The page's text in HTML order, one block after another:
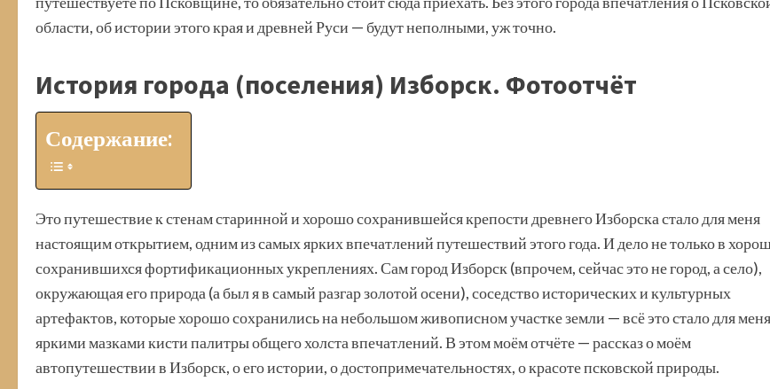
области, об истории этого края и древней Руси — будут неполными, уж точно.
История города (поселения) Изборск. Фотоотчёт
Содержание:
Это путешествие к стенам старинной и хорошо сохранившейся крепости древнего Изборска стало для меня
настоящим открытием, одним из самых ярких впечатлений путешествий этого года. И дело не только в
сохранившихся фортификационных укреплениях. Сам город Изборск (впрочем, сейчас это не город, а село),
окружающая его природа (а был я в самый разгар золотой осени), соседство исторических и культурных
артефактов, которые хорошо сохранились на небольшом живописном участке земли — всё это стало для меня
яркими мазками кисти палитры общего холста впечатлений. В этом моём отчёте — рассказ о моём
автопутешествии в Изборск, о его истории, о достопримечательностях, о красоте псковской природы.